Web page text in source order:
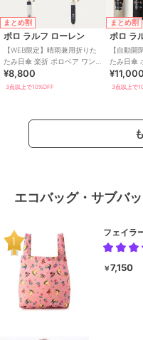
まとめ割
ポロ ラルフ ローレン
【WEB限定】晴雨兼用折りた
たみ日傘 楽折 ポロベア ワンポ
イント 遮光 遮熱 UV
¥8,800
3点以上で10%OFF
まとめ割
ポロ ラ
【自動開
たみ日傘
100％ 遮
クス
¥11,000
3点以上で
エコバッグ・サブバ
フェイラ
￥7,150